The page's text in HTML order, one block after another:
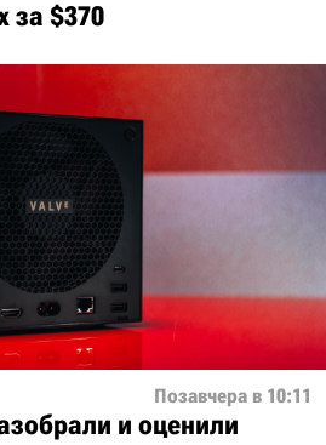
за $370
Позавчера в 10:11
и оценили